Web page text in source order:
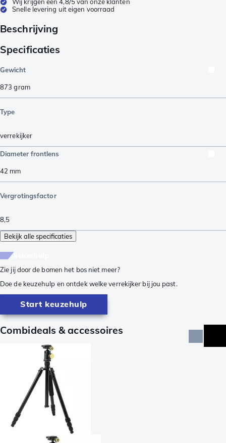
Snelle levering uit eigen voorraad
Beschrijving
Specificaties
Gewicht
873 gram
Type
verrekijker
Diameter frontlens
42 mm
Vergrotingsfactor
8,5
Bekijk alle specificaties
Zie jij door de bomen het bos niet meer?
Doe de keuzehulp en ontdek welke verrekijker bij jou past.
Start keuzehulp
Combideals & accessoires